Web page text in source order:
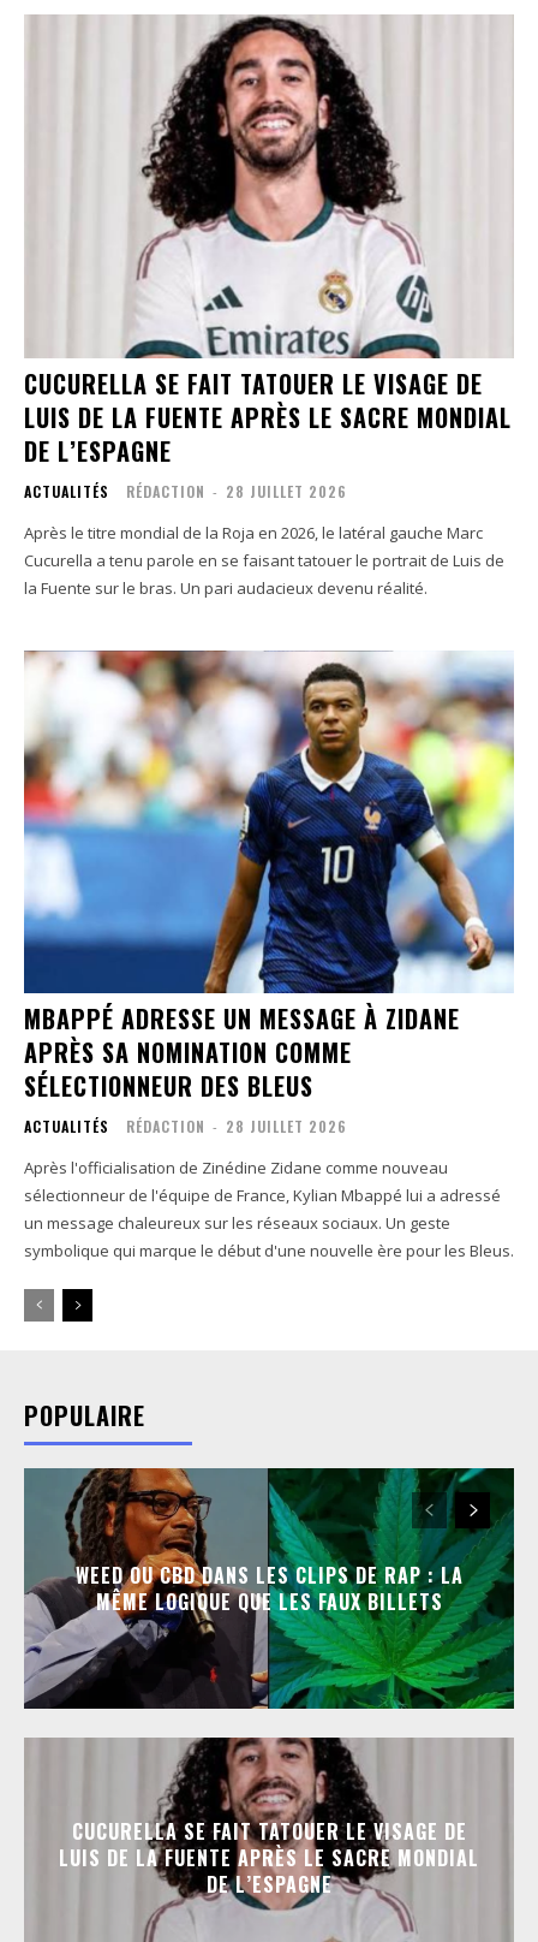
CUCURELLA SE FAIT TATOUER LE VISAGE DE
LUIS DE LA FUENTE APRÈS LE SACRE MONDIAL
DE L’ESPAGNE
ACTUALITÉS RÉDACTION - 28 JUILLET 2026
Après le titre mondial de la Roja en 2026, le latéral gauche Marc
Cucurella a tenu parole en se faisant tatouer le portrait de Luis de
la Fuente sur le bras. Un pari audacieux devenu réalité.
MBAPPÉ ADRESSE UN MESSAGE À ZIDANE
APRÈS SA NOMINATION COMME
SÉLECTIONNEUR DES BLEUS
ACTUALITÉS RÉDACTION - 28 JUILLET 2026
Après l'officialisation de Zinédine Zidane comme nouveau
sélectionneur de l'équipe de France, Kylian Mbappé lui a adressé
un message chaleureux sur les réseaux sociaux. Un geste
symbolique qui marque le début d'une nouvelle ère pour les Bleus.
POPULAIRE
WEED OU CBD DANS LES CLIPS DE RAP : LA
MÊME LOGIQUE QUE LES FAUX BILLETS
CUCURELLA SE FAIT TATOUER LE VISAGE DE
LUIS DE LA FUENTE APRÈS LE SACRE MONDIAL
DE L’ESPAGNE